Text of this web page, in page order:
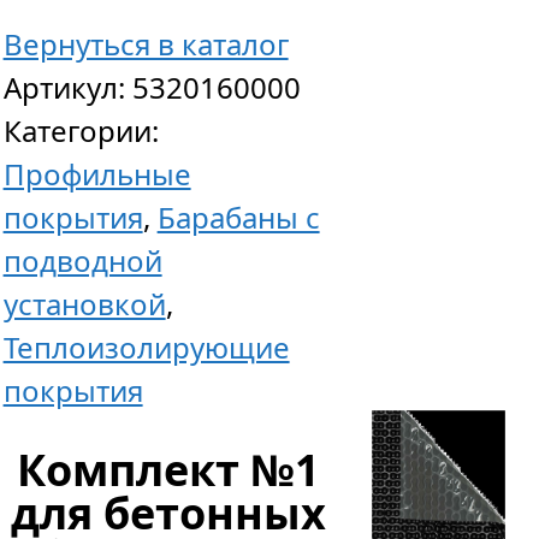
Вернуться в каталог
Артикул: 5320160000
Категории:
Профильные
покрытия, Барабаны с
подводной
установкой,
Теплоизолирующие
покрытия
Комплект №1
для бетонных